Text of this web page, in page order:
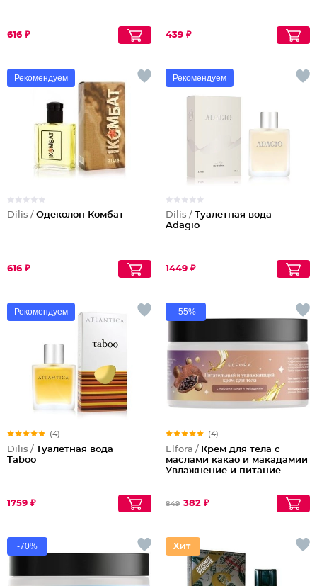
616 ₽ 439 ₽
Рекомендуем
Dilis / Одеколон Комбат
616 ₽
Рекомендуем
Dilis / Туалетная вода
Adagio
1449 ₽
Рекомендуем
(4)
Dilis / Туалетная вода
Taboo
1759 ₽
-55%
(4)
Elfora / Крем для тела с
маслами какао и макадамии
Увлажнение и питание
849 382 ₽
-70%